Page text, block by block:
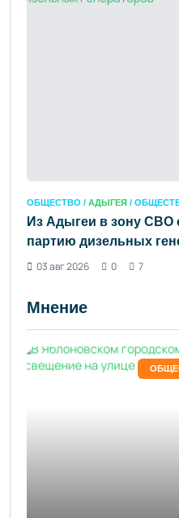
ОБЩЕСТВО / АДЫГЕЯ /
Из Адыгеи в зону СВО
партию дизельных
03 авг 2026
0 7
Мнение